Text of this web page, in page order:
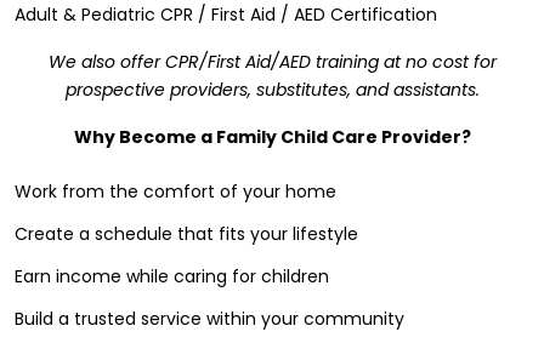
Adult & Pediatric CPR / First Aid / AED Certification
We also offer CPR/First Aid/AED training at no cost for
prospective providers, substitutes, and assistants.
Why Become a Family Child Care Provider?
Work from the comfort of your home
Create a schedule that fits your lifestyle
Earn income while caring for children
Build a trusted service within your community